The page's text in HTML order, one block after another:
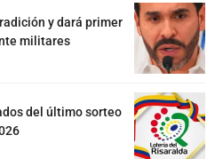
y dará primer
militares
del último sorteo